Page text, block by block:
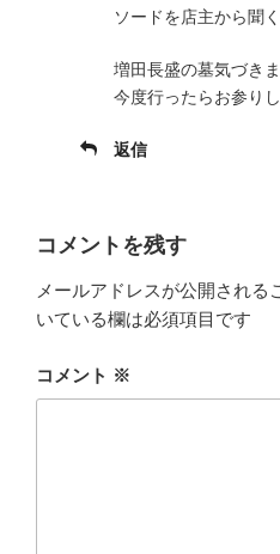
ソードを店主から聞
増田長盛の墓気づき
今度行ったらお参り
返信
コメントを残す
メールアドレスが公開される
いている欄は必須項目です
コメント ※